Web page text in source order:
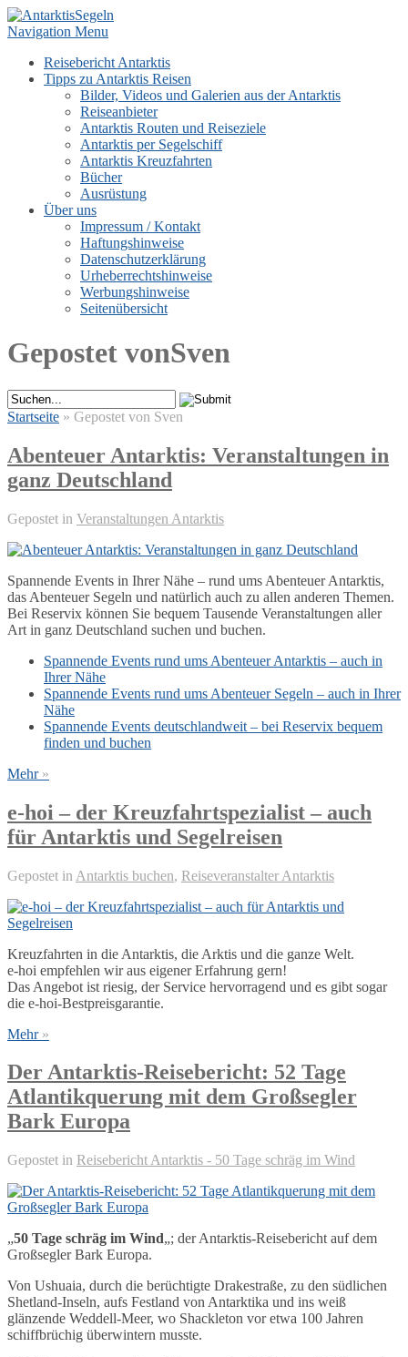
Navigation Menu
Reisebericht Antarktis
Tipps zu Antarktis Reisen
Bilder, Videos und Galerien aus der Antarktis
Reiseanbieter
Antarktis Routen und Reiseziele
Antarktis per Segelschiff
Antarktis Kreuzfahrten
Bücher
Ausrüstung
Über uns
Impressum / Kontakt
Haftungshinweise
Datenschutzerklärung
Urheberrechtshinweise
Werbungshinweise
Seitenübersicht
Gepostet vonSven
Startseite » Gepostet von Sven
Abenteuer Antarktis: Veranstaltungen in
ganz Deutschland
Gepostet in Veranstaltungen Antarktis
Spannende Events in Ihrer Nähe – rund ums Abenteuer Antarktis,
das Abenteuer Segeln und natürlich auch zu allen anderen Themen.
Bei Reservix können Sie bequem Tausende Veranstaltungen aller
Art in ganz Deutschland suchen und buchen.
Spannende Events rund ums Abenteuer Antarktis – auch in
Ihrer Nähe
Spannende Events rund ums Abenteuer Segeln – auch in Ihrer
Nähe
Spannende Events deutschlandweit – bei Reservix bequem
finden und buchen
Mehr »
e-hoi – der Kreuzfahrtspezialist – auch
für Antarktis und Segelreisen
Gepostet in Antarktis buchen, Reiseveranstalter Antarktis
Kreuzfahrten in die Antarktis, die Arktis und die ganze Welt.
e-hoi empfehlen wir aus eigener Erfahrung gern!
Das Angebot ist riesig, der Service hervorragend und es gibt sogar
die e-hoi-Bestpreisgarantie.
Mehr »
Der Antarktis-Reisebericht: 52 Tage
Atlantikquerung mit dem Großsegler
Bark Europa
Gepostet in Reisebericht Antarktis - 50 Tage schräg im Wind
„50 Tage schräg im Wind„; der Antarktis-Reisebericht auf dem
Großsegler Bark Europa.
Von Ushuaia, durch die berüchtigte Drakestraße, zu den südlichen
Shetland-Inseln, aufs Festland von Antarktika und ins weiß
glänzende Weddell-Meer, wo Shackleton vor etwa 100 Jahren
schiffbrüchig überwintern musste.